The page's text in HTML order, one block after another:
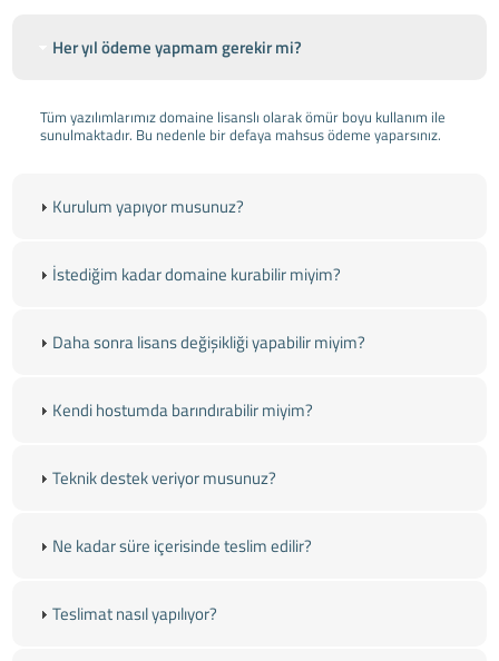
Her yıl ödeme yapmam gerekir mi?
Tüm yazılımlarımız domaine lisanslı olarak ömür boyu kullanım ile
sunulmaktadır. Bu nedenle bir defaya mahsus ödeme yaparsınız.
Kurulum yapıyor musunuz?
İstediğim kadar domaine kurabilir miyim?
Daha sonra lisans değişikliği yapabilir miyim?
Kendi hostumda barındırabilir miyim?
Teknik destek veriyor musunuz?
Ne kadar süre içerisinde teslim edilir?
Teslimat nasıl yapılıyor?